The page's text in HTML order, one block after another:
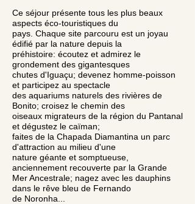
Ce séjour présente tous les plus beaux
aspects éco-touristiques du
pays. Chaque site parcouru est un joyau
édifié par la nature depuis la
préhistoire: écoutez et admirez le
grondement des gigantesques
chutes d'Iguaçu; devenez homme-poisson
et participez au spectacle
des aquariums naturels des rivières de
Bonito; croisez le chemin des
oiseaux migrateurs de la région du Pantanal
et dégustez le caïman;
faites de la Chapada Diamantina un parc
d'attraction au milieu d'une
nature géante et somptueuse,
anciennement recouverte par la Grande
Mer Ancestrale; nagez avec les dauphins
dans le rêve bleu de Fernando
de Noronha...